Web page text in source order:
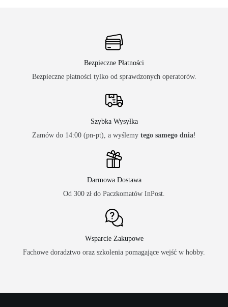
Bezpieczne Płatności
Bezpieczne płatności tylko od sprawdzonych operatorów.
Szybka Wysyłka
Zamów do 14:00 (pn-pt), a wyślemy tego samego dnia!
Darmowa Dostawa
Od 300 zł do Paczkomatów InPost.
Wsparcie Zakupowe
Fachowe doradztwo oraz szkolenia pomagające wejść w hobby.